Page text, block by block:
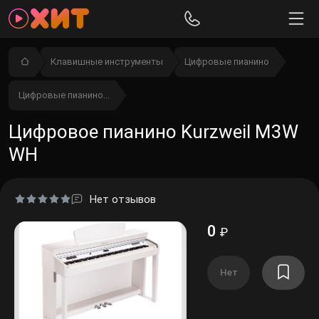
Клавишные инструменты Цифровые пианино
Цифровые пианино...
Цифровое пианино Kurzweil M3W
WH
Нет отзывов
0 ₽
Нет